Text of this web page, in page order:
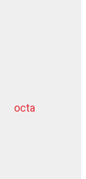
octa
dziļurbums